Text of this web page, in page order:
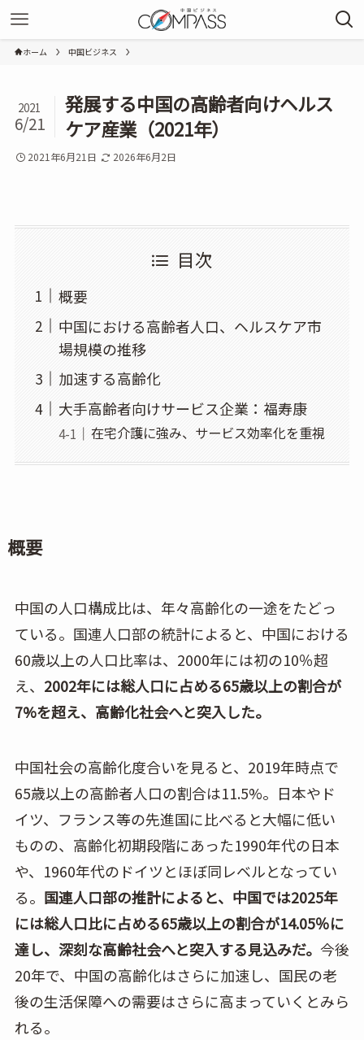
ホーム 中国ビジネス
発展する中国の高齢者向けヘルス
ケア産業（2021年）
2021
6/21
2021年6月21日 2026年6月2日
目次
概要
中国における高齢者人口、ヘルスケア市
場規模の推移
加速する高齢化
大手高齢者向けサービス企業：福寿康
在宅介護に強み、サービス効率化を重視
概要
中国の人口構成比は、年々高齢化の一途をたどっ
ている。国連人口部の統計によると、中国における
60歳以上の人口比率は、2000年には初の10％超
え、 2002年には総人口に占める65歳以上の割合が
7%を超え、高齢化社会へと突入した。
中国社会の高齢化度合いを見ると、2019年時点で
65歳以上の高齢者人口の割合は11.5%。日本やド
イツ、フランス等の先進国に比べると大幅に低い
ものの、高齢化初期段階にあった1990年代の日本
や、1960年代のドイツとほぼ同レベルとなってい
る。 国連人口部の推計によると、中国では2025年
には総人口比に占める65歳以上の割合が14.05％に
達し、深刻な高齢社会へと突入する見込みだ。 今後
20年で、中国の高齢化はさらに加速し、国民の老
後の生活保障への需要はさらに高まっていくとみら
れる。